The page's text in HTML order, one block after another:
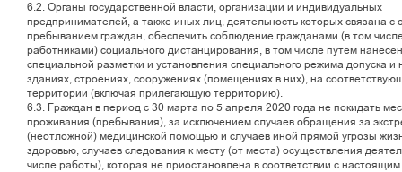
6.2. Органы государственной власти, организации и индивидуальных
предпринимателей, а также иных лиц, деятельность которых связана с
пребыванием граждан, обеспечить соблюдение гражданами (в том
работниками) социального дистанцирования, в том числе путем
специальной разметки и установления специального режима допуска и
зданиях, строениях, сооружениях (помещениях в них), на
территории (включая прилегающую территорию).
6.3. Граждан в период с 30 марта по 5 апреля 2020 года не покидать
проживания (пребывания), за исключением случаев обращения за
(неотложной) медицинской помощью и случаев иной прямой угрозы
здоровью, случаев следования к месту (от места) осуществления
числе работы), которая не приостановлена в соответствии с